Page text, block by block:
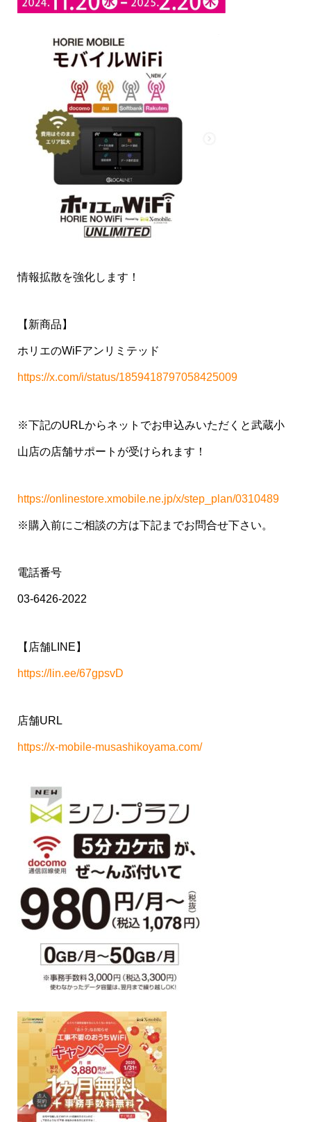
情報拡散を強化します！
【新商品】
ホリエのWiFアンリミテッド
https://x.com/i/status/1859418797058425009
※下記のURLからネットでお申込みいただくと武蔵小
山店の店舗サポートが受けられます！
https://onlinestore.xmobile.ne.jp/x/step_plan/0310489
※購入前にご相談の方は下記までお問合せ下さい。
電話番号
03-6426-2022
【店舗LINE】
https://lin.ee/67gpsvD
店舗URL
https://x-mobile-musashikoyama.com/